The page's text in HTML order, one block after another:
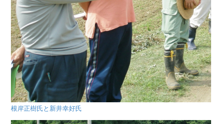
根岸正樹氏と新井幸好氏